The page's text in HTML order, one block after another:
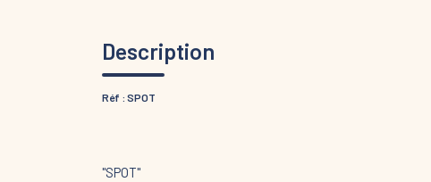
Description
Réf : SPOT
"SPOT"